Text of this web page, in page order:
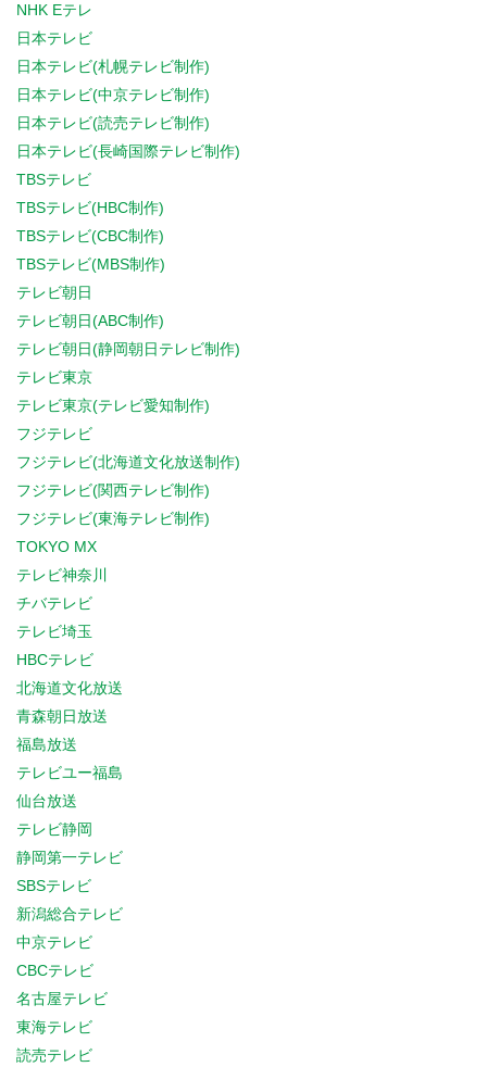
NHK Eテレ
日本テレビ
日本テレビ(札幌テレビ制作)
日本テレビ(中京テレビ制作)
日本テレビ(読売テレビ制作)
日本テレビ(長崎国際テレビ制作)
TBSテレビ
TBSテレビ(HBC制作)
TBSテレビ(CBC制作)
TBSテレビ(MBS制作)
テレビ朝日
テレビ朝日(ABC制作)
テレビ朝日(静岡朝日テレビ制作)
テレビ東京
テレビ東京(テレビ愛知制作)
フジテレビ
フジテレビ(北海道文化放送制作)
フジテレビ(関西テレビ制作)
フジテレビ(東海テレビ制作)
TOKYO MX
テレビ神奈川
チバテレビ
テレビ埼玉
HBCテレビ
北海道文化放送
青森朝日放送
福島放送
テレビユー福島
仙台放送
テレビ静岡
静岡第一テレビ
SBSテレビ
新潟総合テレビ
中京テレビ
CBCテレビ
名古屋テレビ
東海テレビ
読売テレビ